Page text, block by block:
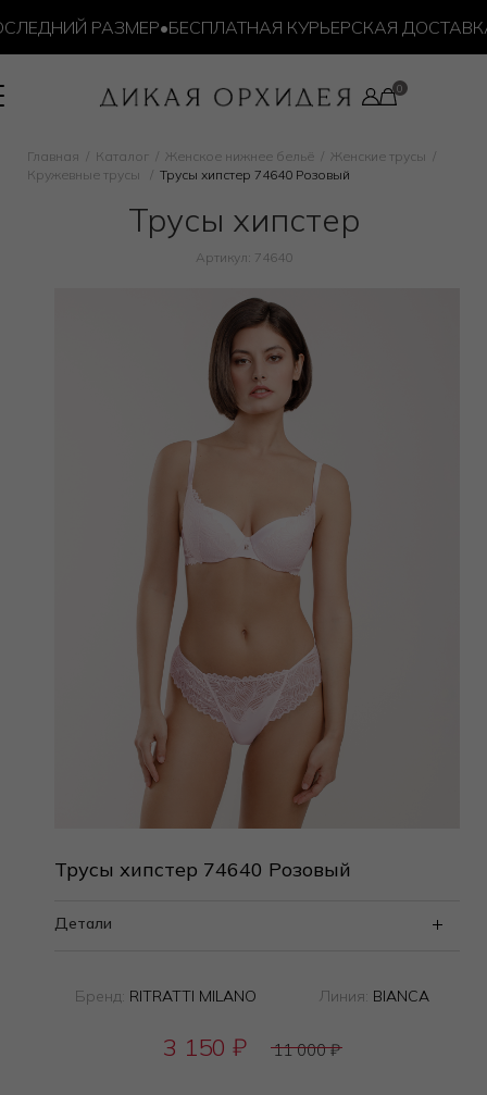
РАЗМЕР•БЕСПЛАТНАЯ КУРЬЕРСКАЯ ДОСТАВКА
Главная Каталог Женское нижнее бельё
Женские трусы
Кружевные трусы
Трусы хипстер 74640 Розовый
Трусы хипстер
Артикул: 74640
Трусы хипстер 74640 Розовый
Детали
Бренд: RITRATTI MILANO Линия: BIANCA
3 150 ₽ 11 000₽